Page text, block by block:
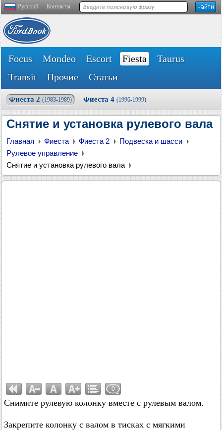
Русский Контакты
Focus Mondeo Escort Fiesta
Taurus
Transit
Прочие Статьи
Фиеста 2 (1983-1989) Фиеста 4 (1996-1999)
Снятие и установка рулевого вала
Главная Фиеста Фиеста 2
Подвеска и шасси
Рулевое управление
Снятие и установка рулевого вала
0
Снимите рулевую колонку вместе с рулевым валом.
Закрепите колонку с валом в тисках с мягкими